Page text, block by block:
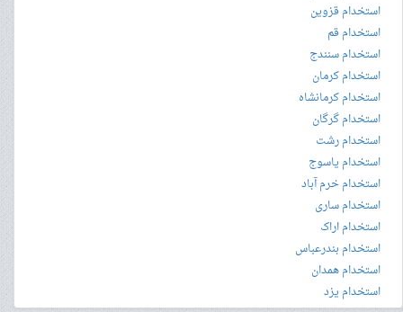
استخدام قزوین
استخدام قم
استخدام سنندج
استخدام کرمان
استخدام کرمانشاه
استخدام گرگان
استخدام رشت
استخدام یاسوج
استخدام خرم آباد
استخدام ساری
استخدام اراک
استخدام بندرعباس
استخدام همدان
استخدام یزد